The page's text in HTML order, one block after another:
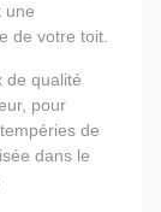
une
de votre toit.
de qualité
pour
de
dans le